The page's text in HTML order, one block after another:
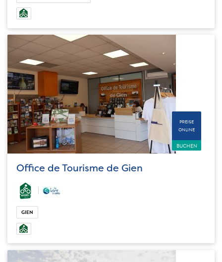
PREISE
ONLINE
BUCHEN
Office de Tourisme de Gien
GIEN